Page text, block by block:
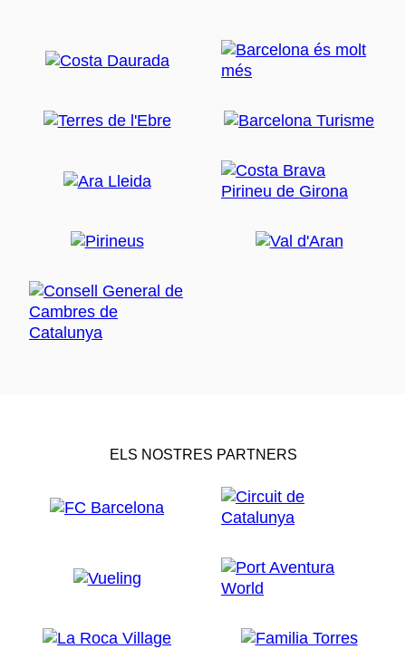
ELS NOSTRES PARTNERS